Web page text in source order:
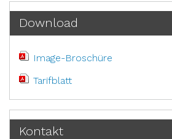
Download
Image-Broschüre
Tarifblatt
Kontakt